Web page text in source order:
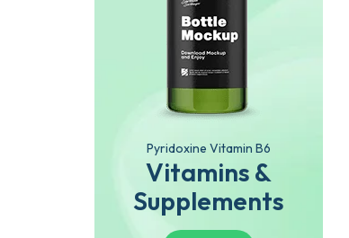
Pyridoxine Vitamin B6
Vitamins &
Supplements